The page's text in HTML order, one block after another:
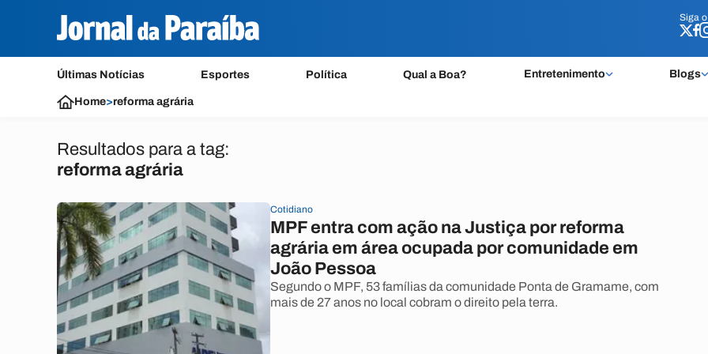
Siga o
Últimas Notícias Esportes Política Qual a Boa? Entretenimento Blogs
Siga o
Home>reforma agrária
Resultados para a tag:
reforma agrária
Cotidiano
MPF entra com ação na Justiça por reforma
agrária em área ocupada por comunidade em
João Pessoa
Segundo o MPF, 53 famílias da comunidade Ponta de Gramame, com
mais de 27 anos no local cobram o direito pela terra.